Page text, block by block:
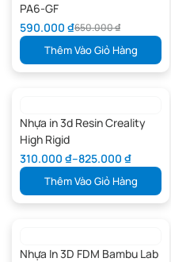
PA6-GF
650.000₫
590.000 ₫
Thêm Vào Giỏ Hàng
Nhựa in 3d Resin Creality
High Rigid
310.000 ₫–825.000 ₫
Thêm Vào Giỏ Hàng
Nhựa In 3D FDM Bambu Lab